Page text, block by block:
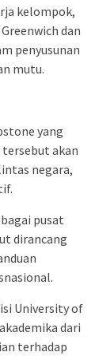
kelompok,
dan
penyusunan
mutu.
yang
tersebut akan
negara,
pusat
dirancang
University of
dari
terhadap